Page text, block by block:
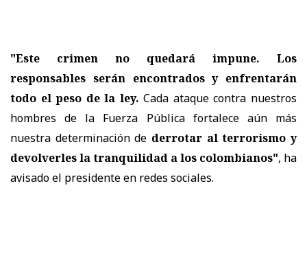
"Este crimen no quedará impune. Los
responsables serán encontrados y enfrentarán
todo el peso de la ley. Cada ataque contra nuestros
hombres de la Fuerza Pública fortalece aún más
nuestra determinación de derrotar al terrorismo y
devolverles la tranquilidad a los colombianos", ha
avisado el presidente en redes sociales.